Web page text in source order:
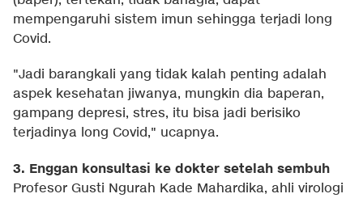
mempengaruhi sistem imun sehingga terjadi long
Covid.
"Jadi barangkali yang tidak kalah penting adalah
aspek kesehatan jiwanya, mungkin dia baperan,
gampang depresi, stres, itu bisa jadi berisiko
terjadinya long Covid," ucapnya.
3. Enggan konsultasi ke dokter setelah sembuh
Profesor Gusti Ngurah Kade Mahardika, ahli virologi